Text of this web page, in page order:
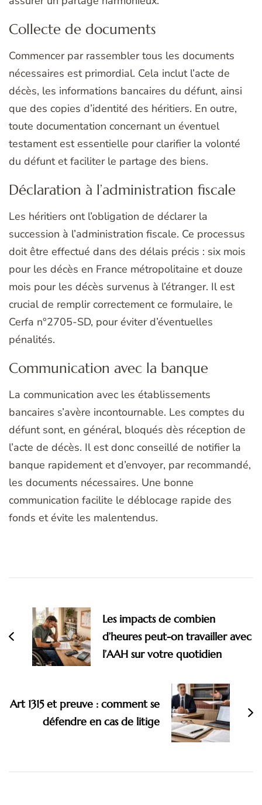
Collecte de documents
Commencer par rassembler tous les documents
nécessaires est primordial. Cela inclut l’acte de
décès, les informations bancaires du défunt, ainsi
que des copies d’identité des héritiers. En outre,
toute documentation concernant un éventuel
testament est essentielle pour clarifier la volonté
du défunt et faciliter le partage des biens.
Déclaration à l’administration fiscale
Les héritiers ont l’obligation de déclarer la
succession à l’administration fiscale. Ce processus
doit être effectué dans des délais précis : six mois
pour les décès en France métropolitaine et douze
mois pour les décès survenus à l’étranger. Il est
crucial de remplir correctement ce formulaire, le
Cerfa n°2705-SD, pour éviter d’éventuelles
pénalités.
Communication avec la banque
La communication avec les établissements
bancaires s’avère incontournable. Les comptes du
défunt sont, en général, bloqués dès réception de
l’acte de décès. Il est donc conseillé de notifier la
banque rapidement et d’envoyer, par recommandé,
les documents nécessaires. Une bonne
communication facilite le déblocage rapide des
fonds et évite les malentendus.
d'article
Les impacts de combien
d’heures peut-on travailler avec
l’AAH sur votre quotidien
Art 1315 et preuve : comment se
défendre en cas de litige